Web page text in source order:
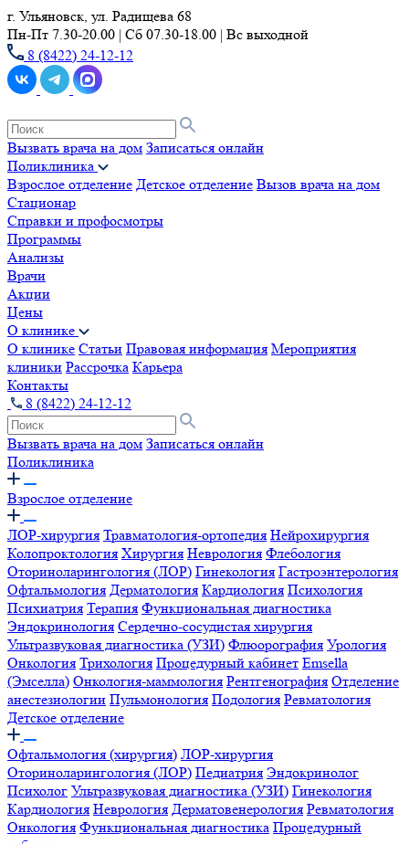
г. Ульяновск, ул. Радищева 68
Пн-Пт 7.30-20.00 | Сб 07.30-18.00 | Вс выходной
8 (8422) 24-12-12
Вызвать врача на дом Записаться онлайн
Поликлиника
Взрослое отделение Детское отделение Вызов врача на дом
Стационар
Справки и профосмотры
Программы
Анализы
Врачи
Акции
Цены
О клинике
О клинике Статьи Правовая информация Мероприятия
клиники Рассрочка Карьера
Контакты
8 (8422) 24-12-12
Вызвать врача на дом Записаться онлайн
Поликлиника
Взрослое отделение
ЛОР-хирургия Травматология-ортопедия Нейрохирургия
Колопроктология Хирургия Неврология Флебология
Оториноларингология (ЛОР) Гинекология Гастроэнтерология
Офтальмология Дерматология Кардиология Психология
Психиатрия Терапия Функциональная диагностика
Эндокринология Сердечно-сосудистая хирургия
Ультразвуковая диагностика (УЗИ) Флюорография Урология
Онкология Трихология Процедурный кабинет Emsella
(Эмселла) Онкология-маммология Рентгенография Отделение
анестезиологии Пульмонология Подология Ревматология
Детское отделение
Офтальмология (хирургия) ЛОР-хирургия
Оториноларингология (ЛОР) Педиатрия Эндокринолог
Психолог Ультразвуковая диагностика (УЗИ) Гинекология
Кардиология Неврология Дерматовенерология Ревматология
Онкология Функциональная диагностика Процедурный